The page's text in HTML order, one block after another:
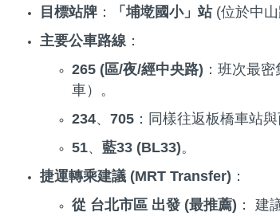
目標站牌 ： 「埔墘國小」站(位於中山
主要公車路線 ：
265 (區/夜/經中央路) ：班次最
車）。
234、 705 ：同樣往返板橋車站
51、 藍33 (BL33)。
捷運轉乘建議 (MRT Transfer) ：
從 台北市區 出發 (最推薦) ： 建